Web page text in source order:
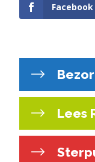
Facebook
Lees